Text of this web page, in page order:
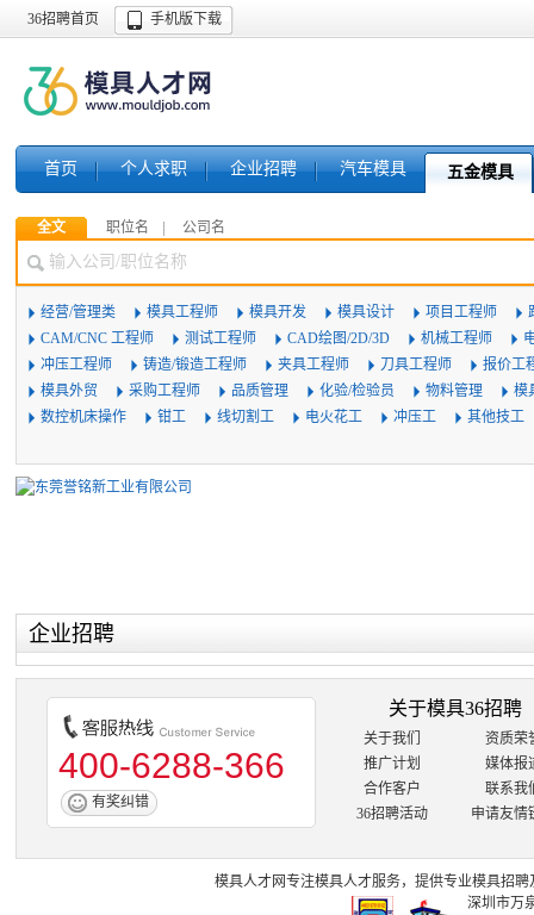
36招聘首页 手机版下载
首页 个人求职 企业招聘 汽车模具 五金模具
全文 职位名 公司名
经营/管理类 模具工程师 模具开发 模具设计 项目工程师
CAM/CNC 工程师
测试工程师 CAD绘图/2D/3D 机械工程师
冲压工程师
铸造/锻造工程师 夹具工程师 刀具工程师
报价工
模具外贸
采购工程师 品质管理 化验/检验员 物料管理
模
数控机床操作
钳工 线切割工 电火花工 冲压工 其他技工
企业招聘
400-6288-366
有奖纠错
关于模具36招聘
关于我们
资质荣
推广计划
媒体报
合作客户
联系我
36招聘活动
申请友情
模具人才网专注模具人才服务，提供专业模具招聘
深圳市万